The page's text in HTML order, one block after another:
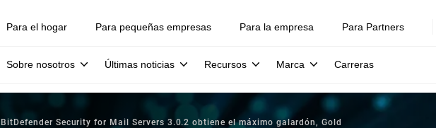
Para el hogar Para pequeñas empresas Para la empresa Para Partners
Sobre nosotros Últimas noticias Recursos Marca Carreras
BitDefender Security for Mail Servers 3.0.2 obtiene el máximo galardón, Gold